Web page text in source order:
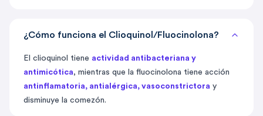
¿Cómo funciona el Clioquinol/Fluocinolona?
El clioquinol tiene actividad antibacteriana y
antimicótica, mientras que la fluocinolona tiene acción
antinflamatoria, antialérgica, vasoconstrictora y
disminuye la comezón.